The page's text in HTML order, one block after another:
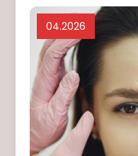
04.2026